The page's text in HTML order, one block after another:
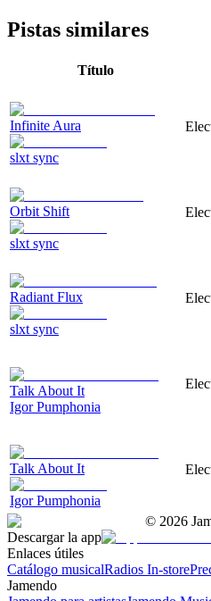
Pistas similares
Título
Infinite Aura
slxt sync
Orbit Shift
slxt sync
Radiant Flux
slxt sync
Talk About It
Igor Pumphonia
Talk About It
Igor Pumphonia
© 2026
Descargar la app
Enlaces útiles
Catálogo musicalRadios In-store
Jamendo